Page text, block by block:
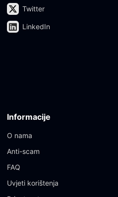
Twitter
LinkedIn
Informacije
O nama
Anti-scam
FAQ
Uvjeti korištenja